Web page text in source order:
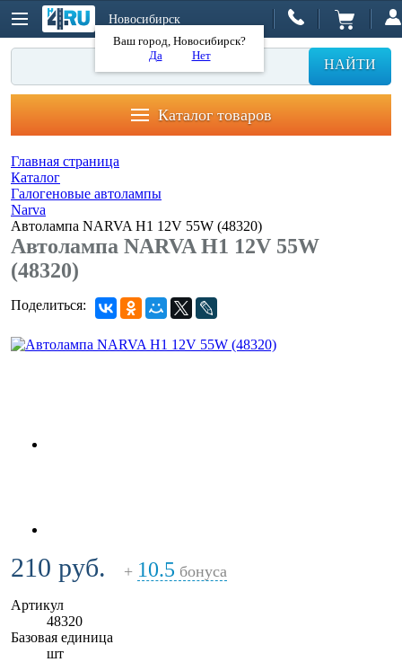
Новосибирск
Ваш город, Новосибирск?
Да
Нет
НАЙТИ
Каталог товаров
Главная страница
Каталог
Галогеновые автолампы
Narva
Автолампа NARVA H1 12V 55W (48320)
Автолампа NARVA H1 12V 55W
(48320)
Поделиться:
210 руб. + 10.5 бонуса
Артикул
48320
Базовая единица
шт